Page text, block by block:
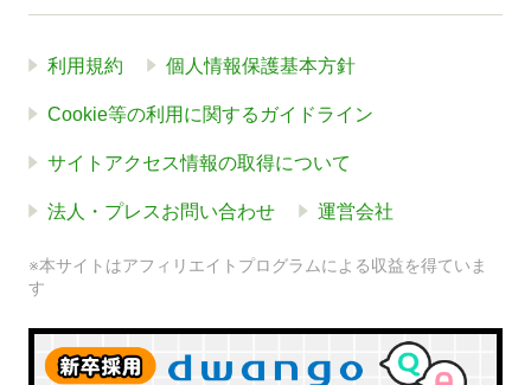
利用規約 個人情報保護基本方針
Cookie等の利用に関するガイドライン
サイトアクセス情報の取得について
法人・プレスお問い合わせ 運営会社
※本サイトはアフィリエイトプログラムによる収益を得ていま
す